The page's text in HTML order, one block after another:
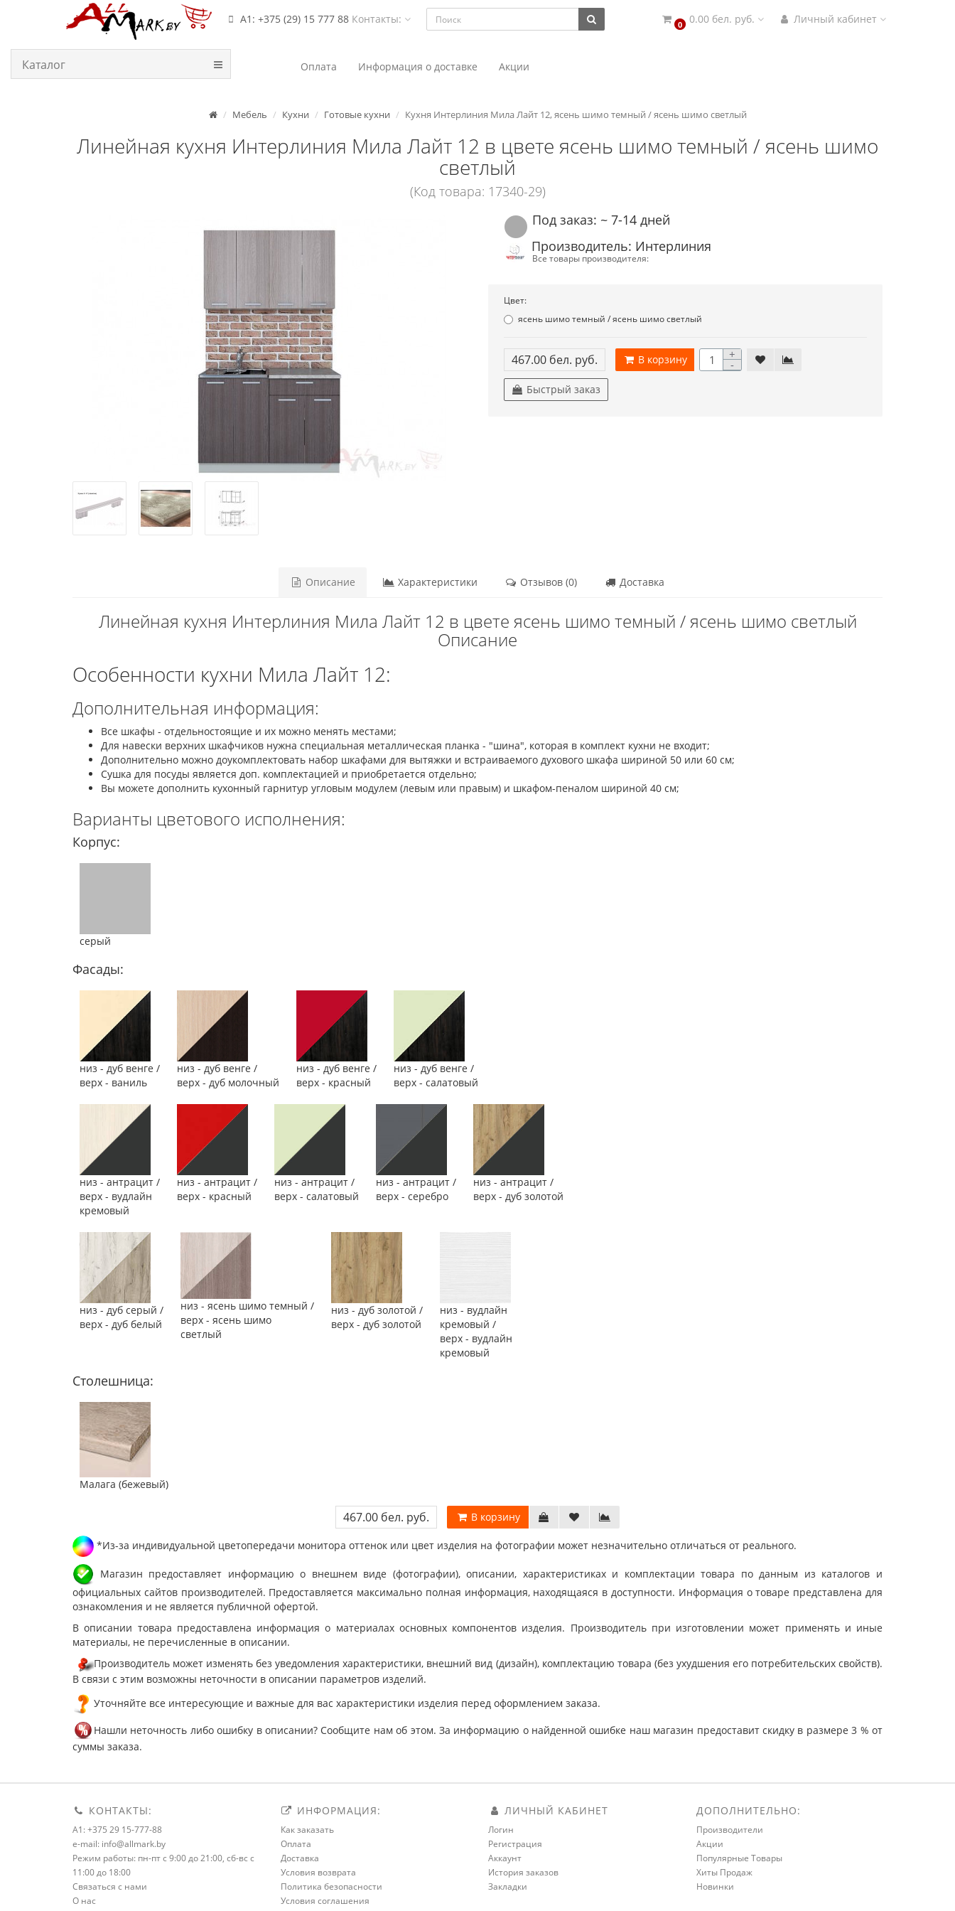
А1: +375 (29) 15 777 88 Контакты: 0 0.00 бел. руб. Личный кабинет
Каталог Оплата Информация о доставке Акции
Мебель Кухни Готовые кухни Кухня Интерлиния Мила Лайт 12, ясень шимо темный / ясень шимо светлый
Линейная кухня Интерлиния Мила Лайт 12 в цвете ясень шимо темный / ясень шимо
светлый
(Код товара: 17340-29)
Под заказ: ~ 7-14 дней
Производитель: Интерлиния
Все товары производителя:
Цвет:
ясень шимо темный / ясень шимо светлый
467.00 бел. руб. В корзину +
-
Быстрый заказ
Описание Характеристики Отзывов (0) Доставка
Линейная кухня Интерлиния Мила Лайт 12 в цвете ясень шимо темный / ясень шимо светлый
Описание
Особенности кухни Мила Лайт 12:
Дополнительная информация:
Все шкафы - отдельностоящие и их можно менять местами;
Для навески верхних шкафчиков нужна специальная металлическая планка - "шина", которая в комплект кухни не входит;
Дополнительно можно доукомплектовать набор шкафами для вытяжки и встраиваемого духового шкафа шириной 50 или 60 см;
Сушка для посуды является доп. комплектацией и приобретается отдельно;
Вы можете дополнить кухонный гарнитур угловым модулем (левым или правым) и шкафом-пеналом шириной 40 см;
Варианты цветового исполнения:
Корпус:
серый
Фасады:
низ - дуб венге /
верх - ваниль
низ - дуб венге /
верх - дуб молочный
низ - дуб венге /
верх - красный
низ - дуб венге /
верх - салатовый
низ - антрацит /
верх - вудлайн
кремовый
низ - антрацит /
верх - красный
низ - антрацит /
верх - салатовый
низ - антрацит /
верх - серебро
низ - антрацит /
верх - дуб золотой
низ - дуб серый /
верх - дуб белый
низ - ясень шимо темный /
верх - ясень шимо
светлый
низ - дуб золотой /
верх - дуб золотой
низ - вудлайн
кремовый /
верх - вудлайн
кремовый
Столешница:
Малага (бежевый)
467.00 бел. руб. В корзину
*Из-за индивидуальной цветопередачи монитора оттенок или цвет изделия на фотографии может незначительно отличаться от реального.
Магазин предоставляет информацию о внешнем виде (фотографии), описании, характеристиках и комплектации товара по данным из каталогов и
официальных сайтов производителей. Предоставляется максимально полная информация, находящаяся в доступности. Информация о товаре представлена для
ознакомления и не является публичной офертой.
В описании товара предоставлена информация о материалах основных компонентов изделия. Производитель при изготовлении может применять и иные
материалы, не перечисленные в описании.
Производитель может изменять без уведомления характеристики, внешний вид (дизайн), комплектацию товара (без ухудшения его потребительских свойств).
В связи с этим возможны неточности в описании параметров изделий.
Уточняйте все интересующие и важные для вас характеристики изделия перед оформлением заказа.
Нашли неточность либо ошибку в описании? Сообщите нам об этом. За информацию о найденной ошибке наш магазин предоставит скидку в размере 3 % от
суммы заказа.
КОНТАКТЫ:
A1: +375 29 15-777-88
e-mail: info@allmark.by
Режим работы: пн-пт с 9:00 до 21:00, сб-вс с
11:00 до 18:00
Связаться с нами
О нас
ИНФОРМАЦИЯ:
Как заказать
Оплата
Доставка
Условия возврата
Политика безопасности
Условия соглашения
ЛИЧНЫЙ КАБИНЕТ
Логин
Регистрация
Аккаунт
История заказов
Закладки
ДОПОЛНИТЕЛЬНО:
Производители
Акции
Популярные Товары
Хиты Продаж
Новинки